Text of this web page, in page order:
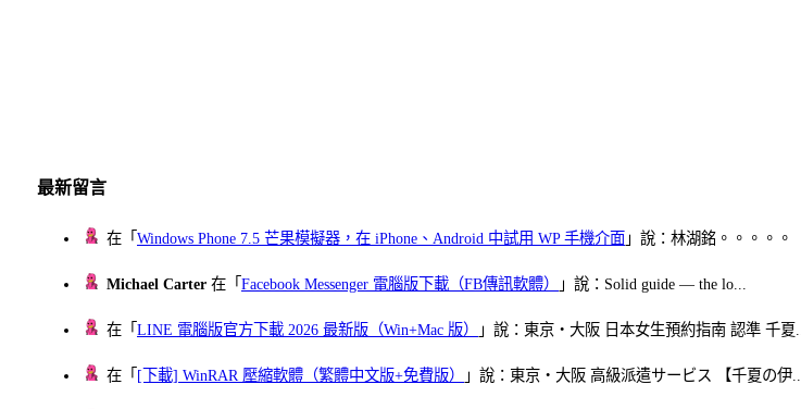
最新留言
在「Windows Phone 7.5 芒果模擬器，在 iPhone、Android 中試用 WP 手機介面 」說：林湖銘。。。。。
Michael Carter 在「Facebook Messenger 電腦版下載（FB傳訊軟體） 」說：Solid guide — the lo...
在「LINE 電腦版官方下載 2026 最新版（Win+Mac 版） 」說：東京・大阪 日本女生預約指南 認準 千夏...
在「 [下載] WinRAR 壓縮軟體（繁體中文版+免費版） 」說：東京・大阪 高級派遣サービス 【千夏の伊...